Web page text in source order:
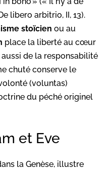
libero arbitrio, II, 13).
stoïcien ou au
place la liberté au cœur
de la responsabilité
chuté conserve le
(voluntas)
du péché originel
et Eve
la Genèse, illustre